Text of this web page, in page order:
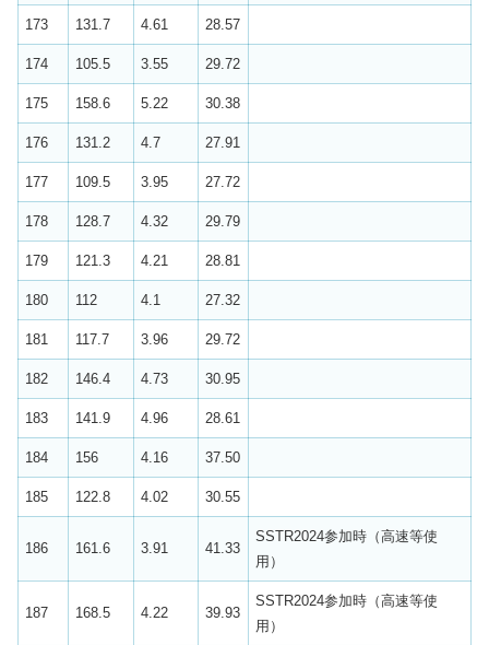
173 131.7 4.61 28.57
174 105.5 3.55 29.72
175 158.6 5.22 30.38
176 131.2 4.7 27.91
177 109.5 3.95 27.72
178 128.7 4.32 29.79
179 121.3 4.21 28.81
180 112 4.1 27.32
181 117.7 3.96 29.72
182 146.4 4.73 30.95
183 141.9 4.96 28.61
184 156 4.16 37.50
185 122.8 4.02 30.55
186 161.6 3.91 41.33
SSTR2024参加時（高速等使
用）
187 168.5 4.22 39.93
SSTR2024参加時（高速等使
用）